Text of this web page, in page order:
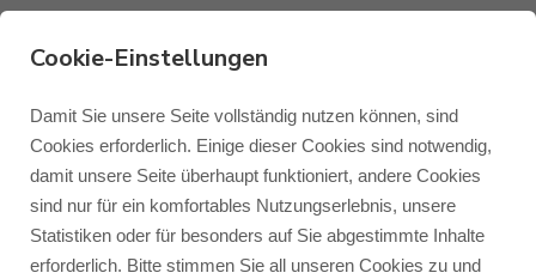
Monitor Audio
Monitor Audio Custom Install
Blog Monitor Audio
Blog Roksan
Fachhändlerinterview
mit Euphonia aus Köln
VON JENS RAGENOW 17.12.2021
Cookie-Einstellungen
Damit Sie unsere Seite vollständig nutzen können, sind
Cookies erforderlich. Einige dieser Cookies sind notwendig,
damit unsere Seite überhaupt funktioniert, andere Cookies
sind nur für ein komfortables Nutzungserlebnis, unsere
Statistiken oder für besonders auf Sie abgestimmte Inhalte
erforderlich. Bitte stimmen Sie all unseren Cookies zu und